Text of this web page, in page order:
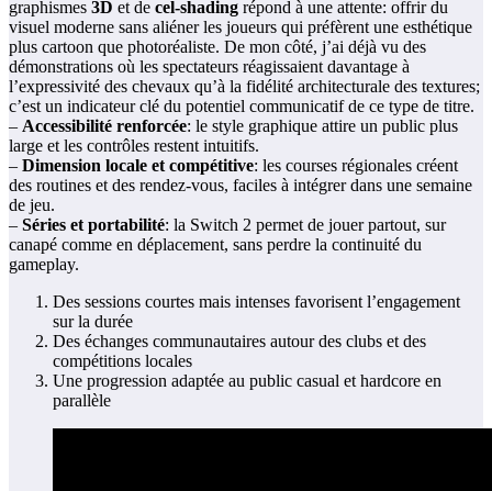
graphismes 3D et de cel-shading répond à une attente: offrir du
visuel moderne sans aliéner les joueurs qui préfèrent une esthétique
plus cartoon que photoréaliste. De mon côté, j’ai déjà vu des
démonstrations où les spectateurs réagissaient davantage à
l’expressivité des chevaux qu’à la fidélité architecturale des textures;
c’est un indicateur clé du potentiel communicatif de ce type de titre.
– Accessibilité renforcée: le style graphique attire un public plus
large et les contrôles restent intuitifs.
– Dimension locale et compétitive: les courses régionales créent
des routines et des rendez-vous, faciles à intégrer dans une semaine
de jeu.
– Séries et portabilité: la Switch 2 permet de jouer partout, sur
canapé comme en déplacement, sans perdre la continuité du
gameplay.
Des sessions courtes mais intenses favorisent l’engagement
sur la durée
Des échanges communautaires autour des clubs et des
compétitions locales
Une progression adaptée au public casual et hardcore en
parallèle